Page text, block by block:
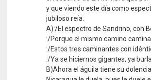
y que viendo este día como
jubiloso reía.
A):/El espectro de Sandrino, con
:/Porque el mismo camino
:/Estos tres caminantes con
:/Ya se hiciernos gigantes, ya
B)Ahora el águila tiene su